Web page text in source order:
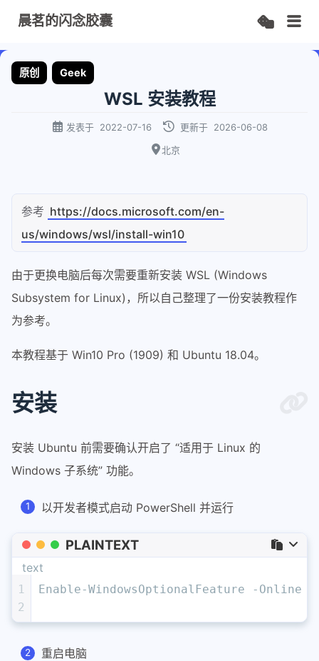
晨茗的闪念胶囊
原创 Geek
WSL 安装教程
发表于 2022-07-16 更新于 2026-06-08
北京
参考 https://docs.microsoft.com/en-
us/windows/wsl/install-win10
由于更换电脑后每次需要重新安装 WSL (Windows
Subsystem for Linux)，所以自己整理了一份安装教程作
为参考。
本教程基于 Win10 Pro (1909) 和 Ubuntu 18.04。
安装
安装 Ubuntu 前需要确认开启了 “适用于 Linux 的
Windows 子系统” 功能。
以开发者模式启动 PowerShell 并运行
PLAINTEXT
text
1
2
Enable-WindowsOptionalFeature -Online -
重启电脑